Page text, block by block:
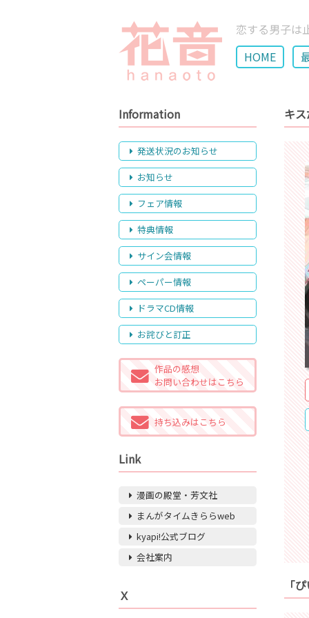
恋する男子
HOME
キ
「
Information
発送状況のお知らせ
お知らせ
フェア情報
特典情報
サイン会情報
ペーパー情報
ドラマCD情報
お詫びと訂正
作品の感想
お問い合わせはこちら
持ち込みはこちら
Link
漫画の殿堂・芳文社
まんがタイムきららweb
kyapi!公式ブログ
会社案内
Ｘ